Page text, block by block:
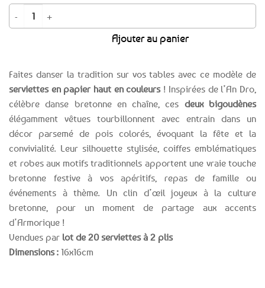
Faites danser la tradition sur vos tables avec ce modèle de
serviettes en papier haut en couleurs! Inspirées de l’An Dro,
célèbre danse bretonne en chaîne, ces deux bigoudènes
élégamment vêtues tourbillonnent avec entrain dans un
décor parsemé de pois colorés, évoquant la fête et la
convivialité. Leur silhouette stylisée, coiffes emblématiques
et robes aux motifs traditionnels apportent une vraie touche
bretonne festive à vos apéritifs, repas de famille ou
événements à thème. Un clin d’œil joyeux à la culture
bretonne, pour un moment de partage aux accents
d’Armorique !
Vendues par lot de 20 serviettes à 2 plis
Dimensions : 16x16cm
quantité de 20 serviettes en papier pois bigoudènes - An Dro
Ajouter au panier